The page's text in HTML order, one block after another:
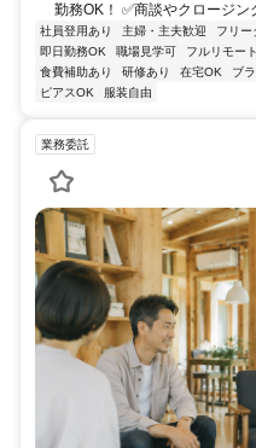
勤務OK！ ✅商談やクロージン
社員登用あり 主婦・主夫歓迎 フリー
即日勤務OK
職場見学可 フルリモート
食費補助あり
研修あり 在宅OK ブ
ピアスOK
服装自由
業務委託